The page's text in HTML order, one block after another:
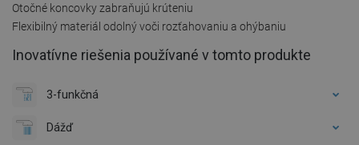
Otočné koncovky zabraňujú krúteniu
Flexibilný materiál odolný voči rozťahovaniu a ohýbaniu
Inovatívne riešenia používané v tomto produkte
3-funkčná
Dážď